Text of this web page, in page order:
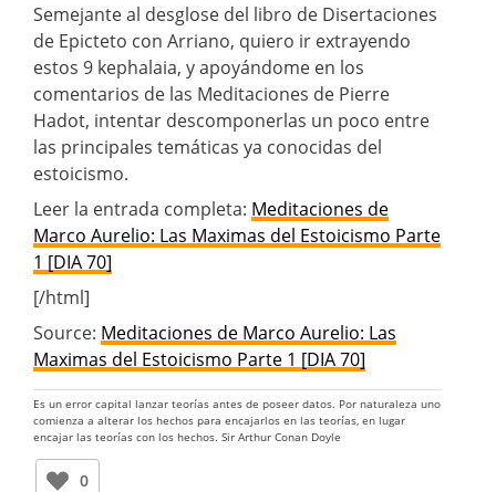
Semejante al desglose del libro de Disertaciones
de Epicteto con Arriano, quiero ir extrayendo
estos 9 kephalaia, y apoyándome en los
comentarios de las Meditaciones de Pierre
Hadot, intentar descomponerlas un poco entre
las principales temáticas ya conocidas del
estoicismo.
Leer la entrada completa: Meditaciones de
Marco Aurelio: Las Maximas del Estoicismo Parte
1 [DIA 70]
[/html]
Source: Meditaciones de Marco Aurelio: Las
Maximas del Estoicismo Parte 1 [DIA 70]
Es un error capital lanzar teorías antes de poseer datos. Por naturaleza uno
comienza a alterar los hechos para encajarlos en las teorías, en lugar
encajar las teorías con los hechos. Sir Arthur Conan Doyle
0